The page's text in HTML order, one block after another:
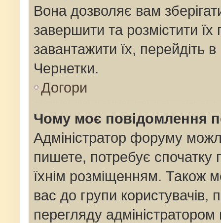
Вона дозволяє вам
завершити та розмістити
завантажити їх, перейдіть
Чернетки.
Догори
Чому моє повідомлення
Адміністратор форуму
пишете, потребує спочатку
їхнім розміщенням. Також
вас до групи
перегляду